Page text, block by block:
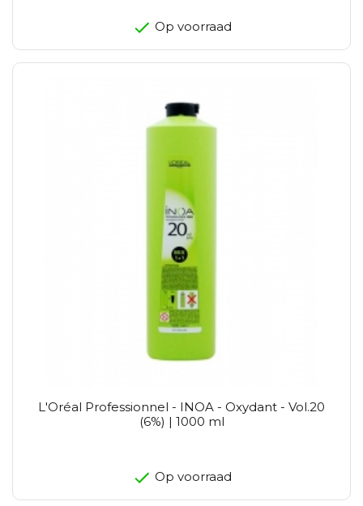
Op voorraad
L'Oréal Professionnel - INOA - Oxydant - Vol.20
(6%) | 1000 ml
Op voorraad